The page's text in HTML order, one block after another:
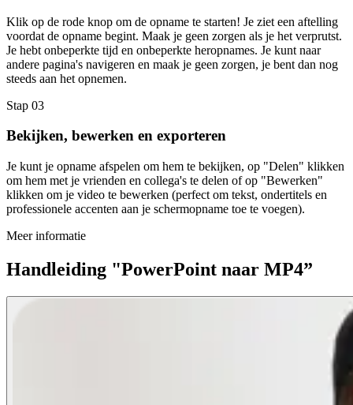
Klik op de rode knop om de opname te starten! Je ziet een aftelling
voordat de opname begint. Maak je geen zorgen als je het verprutst.
Je hebt onbeperkte tijd en onbeperkte heropnames. Je kunt naar
andere pagina's navigeren en maak je geen zorgen, je bent dan nog
steeds aan het opnemen.
Stap 03
Bekijken, bewerken en exporteren
Je kunt je opname afspelen om hem te bekijken, op "Delen" klikken
om hem met je vrienden en collega's te delen of op "Bewerken"
klikken om je video te bewerken (perfect om tekst, ondertitels en
professionele accenten aan je schermopname toe te voegen).
Meer informatie
Handleiding "PowerPoint naar MP4”